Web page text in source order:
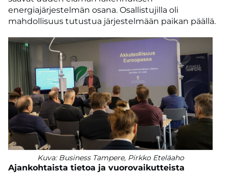
energiajärjestelmän osana. Osallistujilla oli
mahdollisuus tutustua järjestelmään paikan päällä.
Kuva: Business Tampere, Pirkko Eteläaho
Ajankohtaista tietoa ja vuorovaikutteista